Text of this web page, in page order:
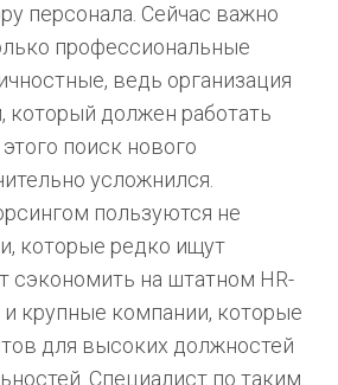
персонала. Сейчас важно
профессиональные
ведь организация
должен работать
поиск нового
усложнился.
пользуются не
которые редко ищут
сэкономить на штатном HR-
и крупные компании, которые
для высоких должностей
Специалист по таким